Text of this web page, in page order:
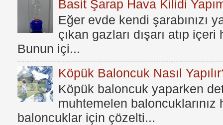
Basit Şarap Hava Kilidi
Eğer evde kendi şarabınızı
çıkan gazları dışarı atıp
Bunun içi...
Köpük Baloncuk Nasıl
Köpük baloncuk yaparken
muhtemelen baloncuklarınız
baloncuklar için çözelti...